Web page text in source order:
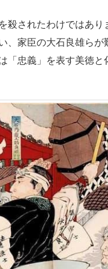
されたわけではあり
、家臣の大石良雄らが
「忠義」を表す美徳と